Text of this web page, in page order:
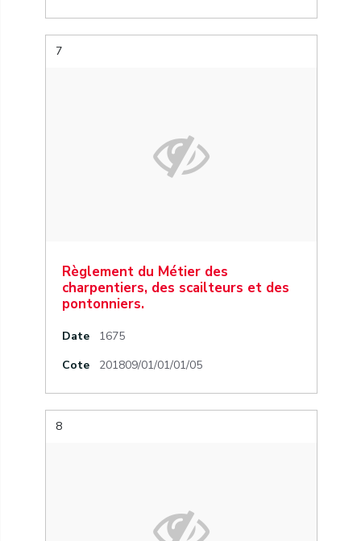
7
Règlement du Métier des
charpentiers, des scailteurs et des
pontonniers.
Date
1675
Cote
201809/01/01/01/05
8